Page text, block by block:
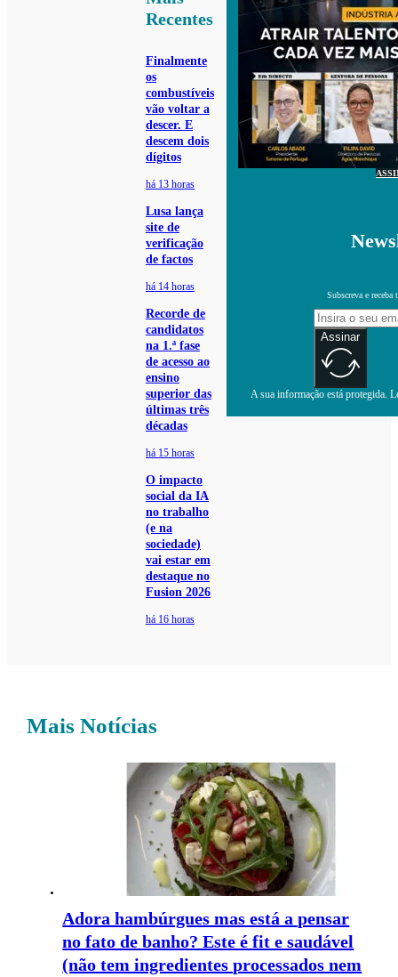
Recentes
Finalmente
os
combustíveis
vão voltar a
descer. E
descem dois
dígitos
há 13 horas
Lusa lança
site de
verificação
de factos
há 14 horas
Recorde de
candidatos
na 1.ª fase
de acesso ao
ensino
superior das
últimas três
décadas
há 15 horas
O impacto
social da IA
no trabalho
(e na
sociedade)
vai estar em
destaque no
Fusion 2026
há 16 horas
Subscreva e receba
Assinar
A sua informação está protegida.
Mais Notícias
Adora hambúrgues mas está a pensar
no fato de banho? Este é fit e saudável
(não tem ingredientes processados nem